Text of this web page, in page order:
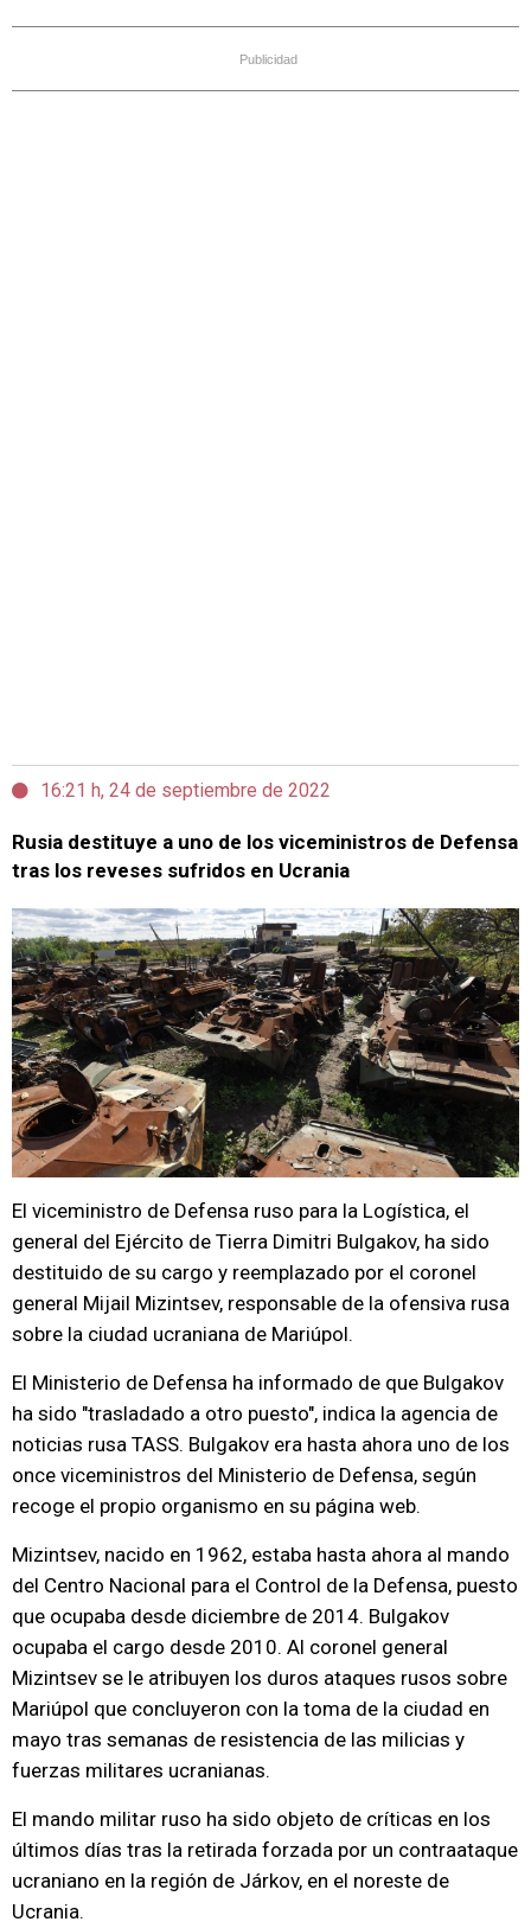
Publicidad
16:21 h, 24 de septiembre de 2022
Rusia destituye a uno de los viceministros de Defensa
tras los reveses sufridos en Ucrania
El viceministro de Defensa ruso para la Logística, el
general del Ejército de Tierra Dimitri Bulgakov, ha sido
destituido de su cargo y reemplazado por el coronel
general Mijail Mizintsev, responsable de la ofensiva rusa
sobre la ciudad ucraniana de Mariúpol.
El Ministerio de Defensa ha informado de que Bulgakov
ha sido "trasladado a otro puesto", indica la agencia de
noticias rusa TASS. Bulgakov era hasta ahora uno de los
once viceministros del Ministerio de Defensa, según
recoge el propio organismo en su página web.
Mizintsev, nacido en 1962, estaba hasta ahora al mando
del Centro Nacional para el Control de la Defensa, puesto
que ocupaba desde diciembre de 2014. Bulgakov
ocupaba el cargo desde 2010. Al coronel general
Mizintsev se le atribuyen los duros ataques rusos sobre
Mariúpol que concluyeron con la toma de la ciudad en
mayo tras semanas de resistencia de las milicias y
fuerzas militares ucranianas.
El mando militar ruso ha sido objeto de críticas en los
últimos días tras la retirada forzada por un contraataque
ucraniano en la región de Járkov, en el noreste de
Ucrania.